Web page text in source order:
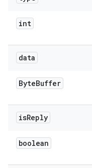
int
data
ByteBuffer
isReply
boolean